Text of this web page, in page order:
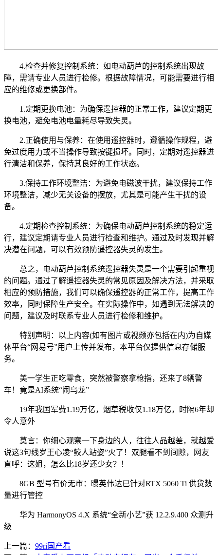
4.检查并修复控制系统：如电动葫芦的控制系统出现故
障，需请专业人员进行检修。根据故障情况，可能需要进行相
应的维修或更换部件。
1.定期更换电池：为确保遥控器的正常工作，建议定期更
换电池，避免电池电量耗尽导致失灵。
2.正确使用与保养：在使用遥控器时，遵循操作规程，避
免过度用力或不当操作导致按键损坏。同时，定期对遥控器进
行清洁和保养，保持其良好的工作状态。
3.保持工作环境整洁：为避免电磁波干扰，建议保持工作
环境整洁，减少无关设备的摆放，尤其是可能产生干扰的设
备。
4.定期检查控制系统：为确保电动葫芦控制系统的稳定运
行，建议定期请专业人员进行检查和维护。通过及时发现并解
决潜在问题，可以有效预防遥控器失灵的发生。
总之，电动葫芦控制系统遥控器失灵是一个需要引起重视
的问题。通过了解遥控器失灵的常见原因及解决方法，并采取
相应的预防措施，我们可以确保遥控器的正常工作，提高工作
效率，同时保障生产安全。在实际操作中，如遇到无法解决的
问题，建议及时联系专业人员进行检修和维护。
特别声明：以上内容(如有图片或视频亦包括在内)为自媒
体平台“网易号”用户上传并发布，本平台仅提供信息存储服
务。
美一学生正吃零食，突然被警察拿枪指，还来了8辆警
车！竟是AI系统“闹乌龙”
19年我国军费1.19万亿，烟草税收仅1.18万亿，时隔6年却
令人意外
莫言：你细心观察一下身边的人，往往人品越差，就越爱
说这3句线岁王心凌“鲛人站姿”火了！双腿看不到间隙，网友
直呼：这姐，怎么比18岁还少女？！
8GB 型号有价无市：曝英伟达已针对RTX 5060 Ti 供货数
量进行管控
华为 HarmonyOS 4.X 系统“全新小艺”获 12.2.9.400 众测升
级
上一篇： 99ri国产看